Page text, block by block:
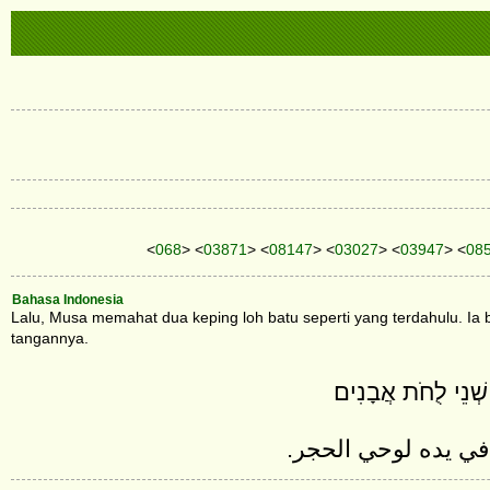
<068> <03871> <08147> <03027> <03947> <
Bahasa Indonesia
Lalu, Musa memahat dua keping loh batu seperti yang terdahulu.
tangannya.
לֻחֹת אֲבָנִים׃
يده لوحي الحجر.